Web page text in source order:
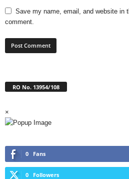
Save my name, email, and website in
comment.
RO No. 13954/108
×
0 Fans
0 Followers